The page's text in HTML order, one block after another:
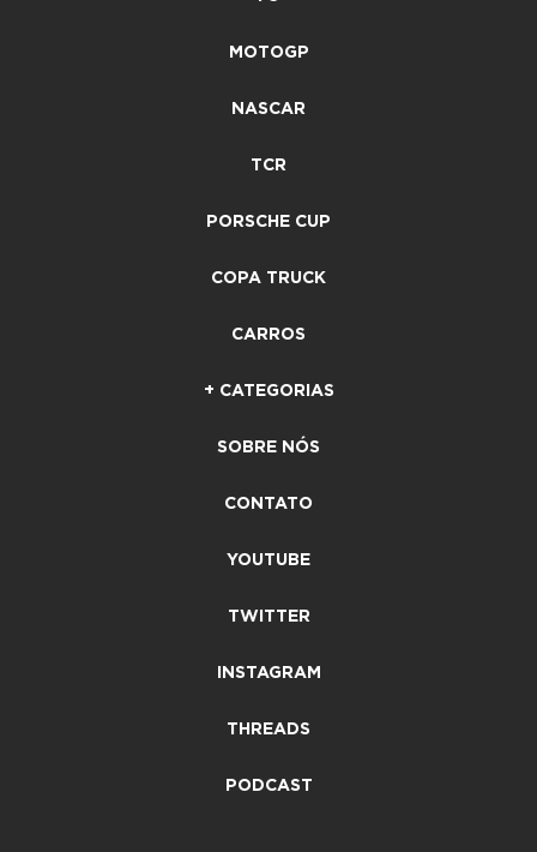
MOTOGP
NASCAR
TCR
PORSCHE CUP
COPA TRUCK
CARROS
+ CATEGORIAS
SOBRE NÓS
CONTATO
YOUTUBE
TWITTER
INSTAGRAM
THREADS
PODCAST